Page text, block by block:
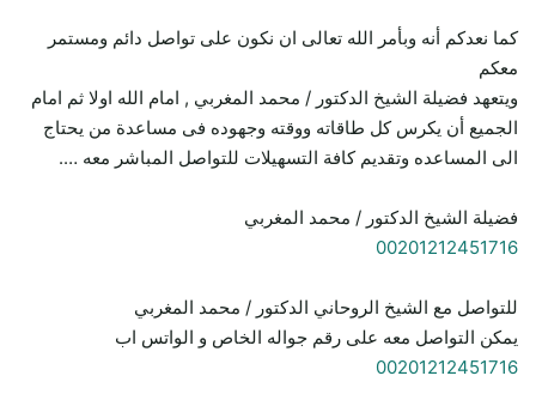
كما نعدكم أنه وبأمر الله تعالى ان نكون على تواصل دائم ومستمر
معكم
ويتعهد فضيلة الشيخ الدكتور / محمد المغربي , امام الله اولا ثم امام
الجميع أن يكرس كل طاقاته ووقته وجهوده فى مساعدة من يحتاج
الى المساعده وتقديم كافة التسهيلات للتواصل المباشر معه ….
فضيلة الشيخ الدكتور / محمد المغربي
00201212451716
للتواصل مع الشيخ الروحاني الدكتور / محمد المغربي
يمكن التواصل معه على رقم جواله الخاص و الواتس اب
00201212451716